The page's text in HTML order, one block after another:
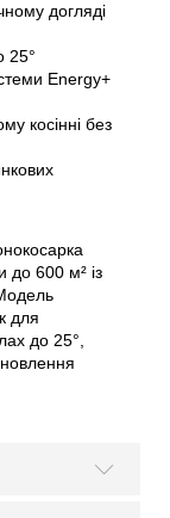
догляді
25°
Energy+
косінні без
до 600 м² із
для
до 25°,